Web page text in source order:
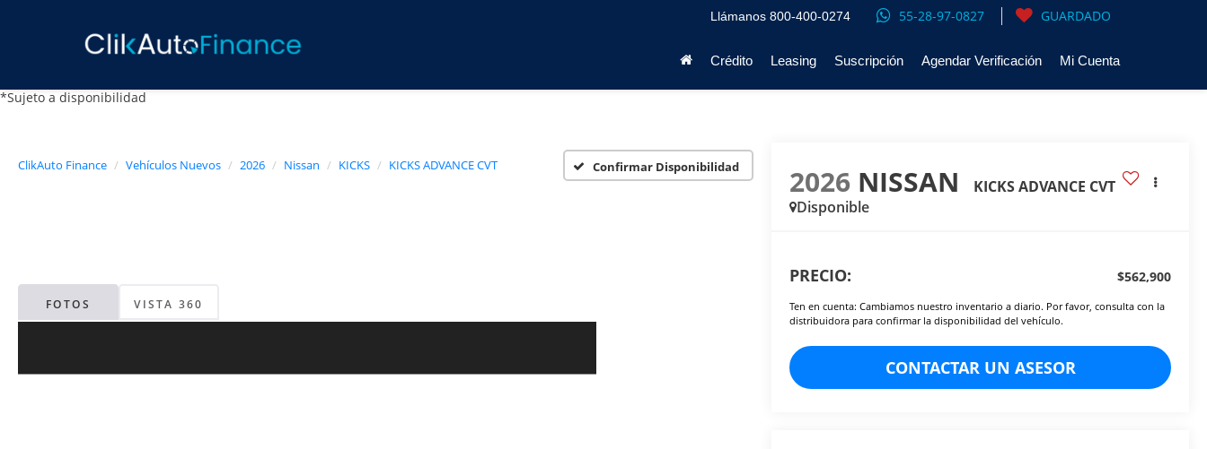
Llámanos 800-400-0274 55-28-97-0827 GUARDADO
Crédito Leasing Suscripción Agendar Verificación Mi Cuenta
*Sujeto a disponibilidad
ClikAuto Finance Vehículos Nuevos 2026 Nissan KICKS KICKS ADVANCE CVT Confirmar Disponibilidad
FOTOS VISTA 360
2026 NISSAN
KICKS ADVANCE CVT
Disponible
PRECIO: $562,900
Ten en cuenta: Cambiamos nuestro inventario a diario. Por favor, consulta con la
distribuidora para confirmar la disponibilidad del vehículo.
CONTACTAR UN ASESOR